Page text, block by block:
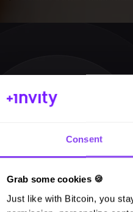
Consent
Grab some cookies 🍪
Just like with Bitcoin, you